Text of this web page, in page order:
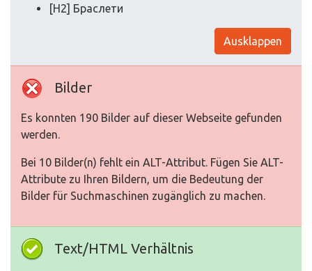
[H2] Браслети
Ausklappen
Bilder
Es konnten 190 Bilder auf dieser Webseite gefunden
werden.
Bei 10 Bilder(n) fehlt ein ALT-Attribut. Fügen Sie ALT-
Attribute zu Ihren Bildern, um die Bedeutung der
Bilder für Suchmaschinen zugänglich zu machen.
Text/HTML Verhältnis